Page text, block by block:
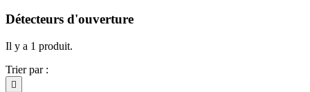
Détecteurs d'ouverture
Il y a 1 produit.
Trier par :
